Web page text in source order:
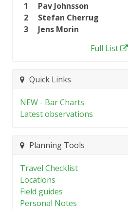
1
Pav Johnsson
2
Stefan Cherrug
3
Jens Morin
Full List
Quick Links
NEW - Bar Charts
Latest observations
Planning Tools
Travel Checklist
Locations
Field guides
Personal Notes